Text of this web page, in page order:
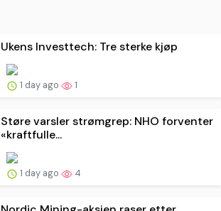
Ukens Investtech: Tre sterke kjøp
1 day ago 1
Støre varsler strømgrep: NHO forventer
«kraftfulle...
1 day ago 4